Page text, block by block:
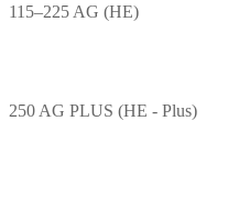
115–225 AG (HE)
250 AG PLUS (HE - Plus)